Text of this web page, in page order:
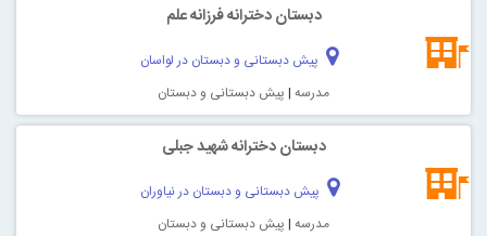
دبستان دخترانه فرزانه علم
پیش دبستانی و دبستان در لواسان
مدرسه | پیش دبستانی و دبستان
دبستان دخترانه شهید جبلی
پیش دبستانی و دبستان در نیاوران
مدرسه | پیش دبستانی و دبستان